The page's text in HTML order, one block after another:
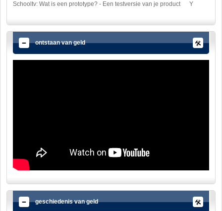
Schooltv: Wat is een prototype? - Een testversie van je product Y
ontstaan van geld
geschiedenis van geld